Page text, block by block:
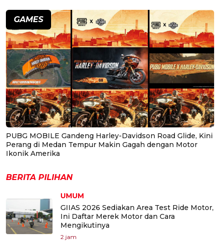
GAMES
PUBG MOBILE Gandeng Harley-Davidson Road Glide, Kini
Perang di Medan Tempur Makin Gagah dengan Motor
Ikonik Amerika
BERITA PILIHAN
UMUM
GIIAS 2026 Sediakan Area Test Ride Motor,
Ini Daftar Merek Motor dan Cara
Mengikutinya
2 jam